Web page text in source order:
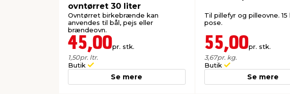
ovntørret 30 liter
Ovntørret birkebrænde kan
anvendes til bål, pejs eller
brændeovn.
45,00pr. stk.
1,50pr. ltr.
Butik
Se mere
Til pillefyr og pilleovne. 15
pose.
55,00pr. stk.
3,67pr. kg.
Butik
Se mere